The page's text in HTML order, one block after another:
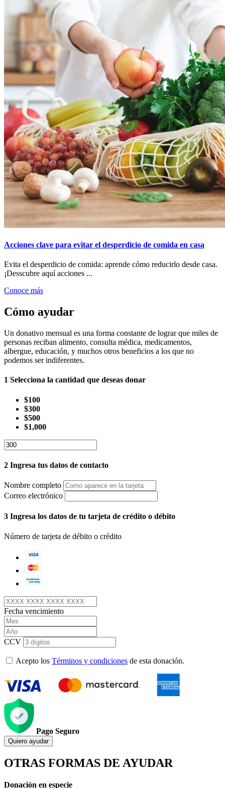
Acciones clave para evitar el desperdicio de comida en casa
Evita el desperdicio de comida: aprende cómo reducirlo desde casa.
¡Desscubre aquí acciones ...
Conoce más
Cómo ayudar
Un donativo mensual es una forma constante de lograr que miles de
personas reciban alimento, consulta médica, medicamentos,
albergue, educación, y muchos otros beneficios a los que no
podemos ser indiferentes.
1 Selecciona la cantidad que deseas donar
$100
$300
$500
$1,000
2 Ingresa tus datos de contacto
Nombre completo
Correo electrónico
3 Ingresa los datos de tu tarjeta de crédito o débito
Número de tarjeta de débito o crédito
Fecha vencimiento
CCV
Acepto los Términos y condiciones de esta donación.
Pago Seguro
Quiero ayudar
OTRAS FORMAS DE AYUDAR
Donación en especie